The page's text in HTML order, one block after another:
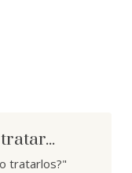
tratarlos?"